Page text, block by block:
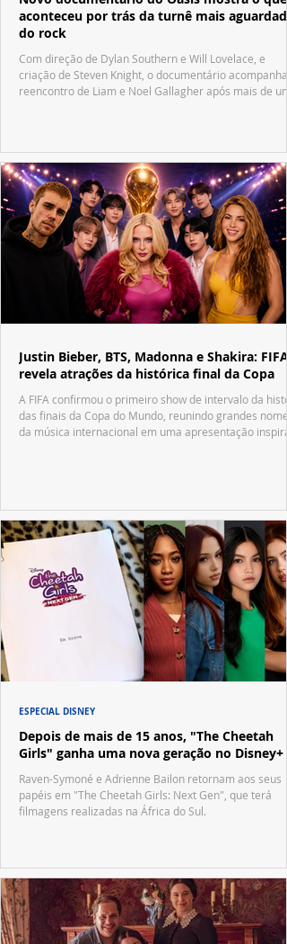
aconteceu por trás da turnê mais aguardada
do rock
Com direção de Dylan Southern e Will Lovelace, e
criação de Steven Knight, o documentário acompanha
reencontro de Liam e Noel Gallagher após mais de
Justin Bieber, BTS, Madonna e Shakira: FIFA
revela atrações da histórica final da Copa
A FIFA confirmou o primeiro show de intervalo da
das finais da Copa do Mundo, reunindo grandes nomes
da música internacional em uma apresentação
Depois de mais de 15 anos, "The Cheetah
Girls" ganha uma nova geração no Disney+
Raven-Symoné e Adrienne Bailon retornam aos seus
papéis em "The Cheetah Girls: Next Gen", que terá
filmagens realizadas na África do Sul.
ESPECIAL DISNEY